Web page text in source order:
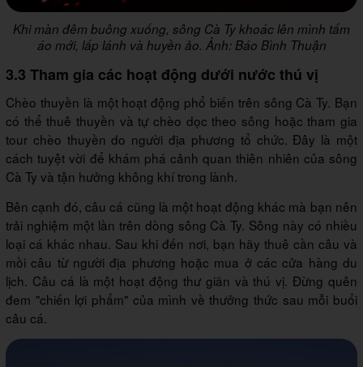
Khi màn đêm buông xuống, sông Cà Ty khoác lên mình tấm
áo mới, lấp lánh và huyền ảo. Ảnh: Báo Bình Thuận
3.3 Tham gia các hoạt động dưới nước thú vị
Chèo thuyền là một hoạt động phổ biến trên sông Cà Ty. Bạn
có thể thuê thuyền và tự chèo dọc theo sông hoặc tham gia
tour chèo thuyền do người địa phương tổ chức. Đây là một
cách tuyệt vời để khám phá cảnh quan thiên nhiên của sông
Cà Ty và tận hưởng không khí trong lành.
Bên cạnh đó, câu cá cũng là một hoạt động khác mà bạn nên
trải nghiệm một lần trên dòng sông Cà Ty. Sông này có nhiều
loại cá khác nhau. Sau khi đến nơi, bạn hãy thuê cần câu và
mồi câu từ người địa phương hoặc mua ở các cửa hàng du
lịch. Câu cá là một hoạt động thư giãn và thú vị. Đừng quên
đem "chiến lợi phẩm" của mình về thưởng thức sau mỗi buổi
câu cá.